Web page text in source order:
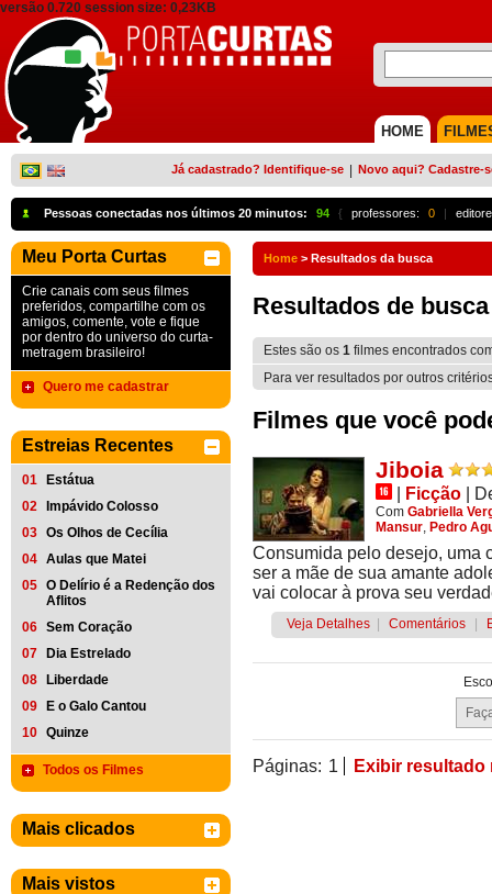
versão 0.720 session size: 0,23KB
HOME
Já cadastrado? Identifique-se Novo aqui? Cadastre-
Pessoas conectadas nos últimos 20 minutos: 94 { professores: 0 |
Meu Porta Curtas
Crie canais com seus filmes
preferidos, compartilhe com os
amigos, comente, vote e fique
por dentro do universo do curta-
metragem brasileiro!
Quero me cadastrar
Estreias Recentes
01
Estátua
02
Impávido Colosso
03 Os Olhos de Cecília
04 Aulas que Matei
05 O Delírio é a Redenção dos
Aflitos
06 Sem Coração
07
Dia Estrelado
08
Liberdade
09
E o Galo Cantou
10 Quinze
Todos os Filmes
Mais clicados
Mais vistos
Home > Resultados da busca
Resultados de busca
Estes são os 1 filmes encontrados
Para ver resultados por outros
Filmes que você
Jiboia
Ficção
Com Gabriella
Mansur, Pedro
Consumida pelo desejo, uma
ser a mãe de sua amante
vai colocar à prova seu
Veja Detalhes Comentários
Páginas: 1 Exibir resultado